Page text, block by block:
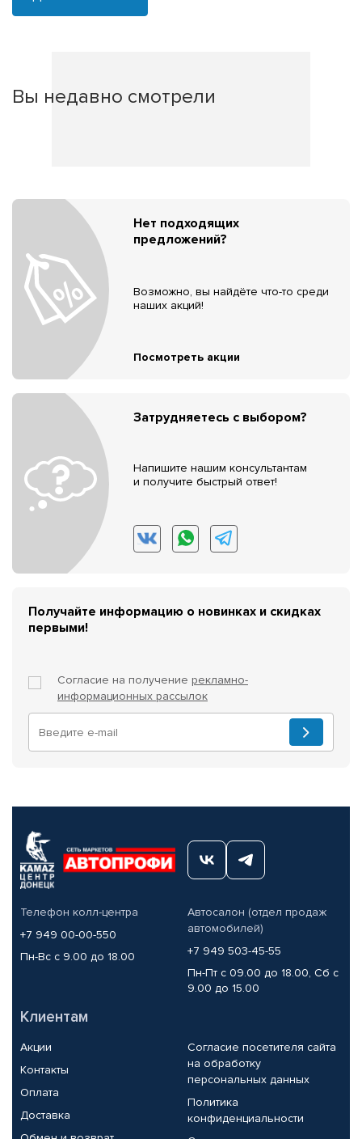
Вы недавно смотрели
Нет подходящих
предложений?
Возможно, вы найдёте что-то среди
наших акций!
Посмотреть акции
Затрудняетесь с выбором?
Напишите нашим консультантам
и получите быстрый ответ!
Получайте информацию о новинках и скидках
первыми!
Согласие на получение рекламно-
информационных рассылок
Телефон колл-центра
+7 949 00-00-550
Пн-Вс с 9.00 до 18.00
Автосалон (отдел продаж
автомобилей)
+7 949 503-45-55
Пн-Пт с 09.00 до 18.00, Сб с
9.00 до 15.00
Клиентам
Акции
Контакты
Оплата
Доставка
Согласие посетителя сайта
на обработку
персональных данных
Политика
конфиденциальности